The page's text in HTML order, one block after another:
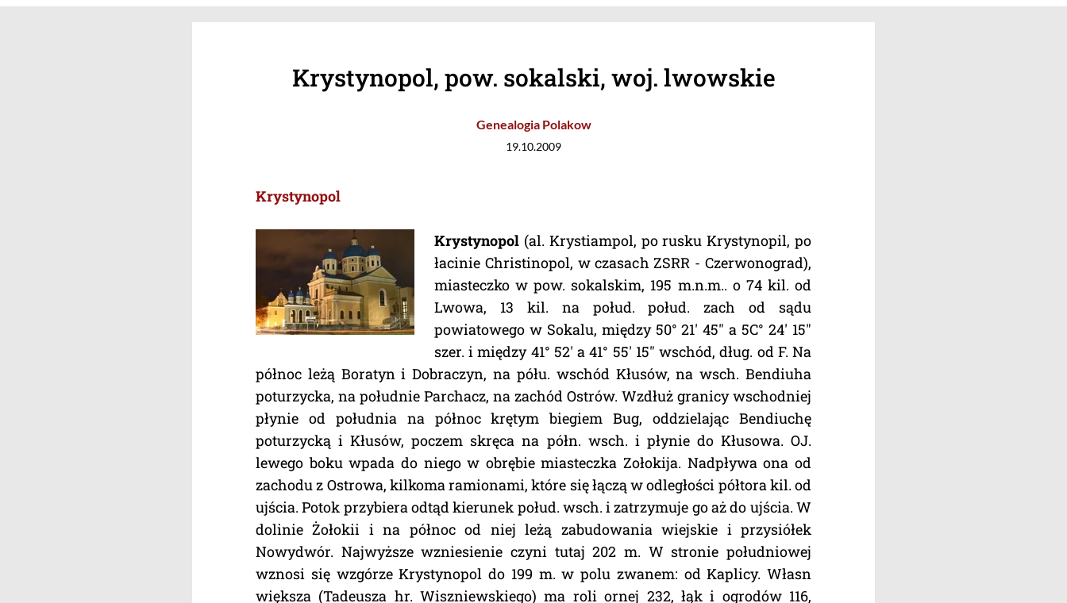
Krystynopol, pow. sokalski, woj. lwowskie
Genealogia Polakow
19.10.2009
Krystynopol
Krystynopol (al. Krystiampol, po rusku Krystynopil, po
łacinie Christinopol, w czasach ZSRR - Czerwonograd),
miasteczko w pow. sokalskim, 195 m.n.m.. o 74 kil. od
Lwowa, 13 kil. na połud. połud. zach od sądu
powiatowego w Sokalu, między 50° 21' 45" a 5C° 24' 15"
szer. i między 41° 52' a 41° 55' 15" wschód, dług. od F. Na
północ leżą Boratyn i Dobraczyn, na półu. wschód Kłusów, na wsch. Bendiuha
poturzycka, na południe Parchacz, na zachód Ostrów. Wzdłuż granicy wschodniej
płynie od południa na północ krętym biegiem Bug, oddzielając Bendiuchę
poturzycką i Kłusów, poczem skręca na półn. wsch. i płynie do Kłusowa. OJ.
lewego boku wpada do niego w obrębie miasteczka Zołokija. Nadpływa ona od
zachodu z Ostrowa, kilkoma ramionami, które się łączą w odległości półtora kil. od
ujścia. Potok przybiera odtąd kierunek połud. wsch. i zatrzymuje go aż do ujścia. W
dolinie Żołokii i na północ od niej leżą zabudowania wiejskie i przysiółek
Nowydwór. Najwyższe wzniesienie czyni tutaj 202 m. W stronie południowej
wznosi się wzgórze Krystynopol do 199 m. w polu zwanem: od Kaplicy. Własn
większa (Tadeusza hr. Wiszniewskiego) ma roli ornej 232, łąk i ogrodów 116,